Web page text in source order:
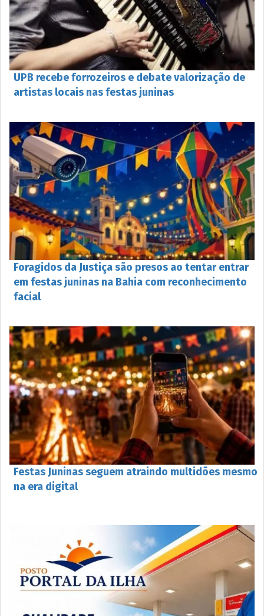
UPB recebe forrozeiros e debate valorização de
artistas locais nas festas juninas
Foragidos da Justiça são presos ao tentar entrar
em festas juninas na Bahia com reconhecimento
facial
Festas Juninas seguem atraindo multidões mesmo
na era digital